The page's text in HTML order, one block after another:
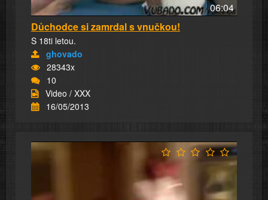
06:04
Důchodce si zamrdal s vnučkou!
S 18ti letou.
ghovado
28343x
10
Video / XXX
16/05/2013